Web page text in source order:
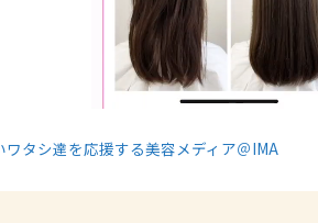
タシ達を応援する美容メディア＠IMA